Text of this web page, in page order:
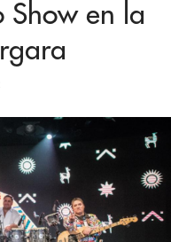
Show en la